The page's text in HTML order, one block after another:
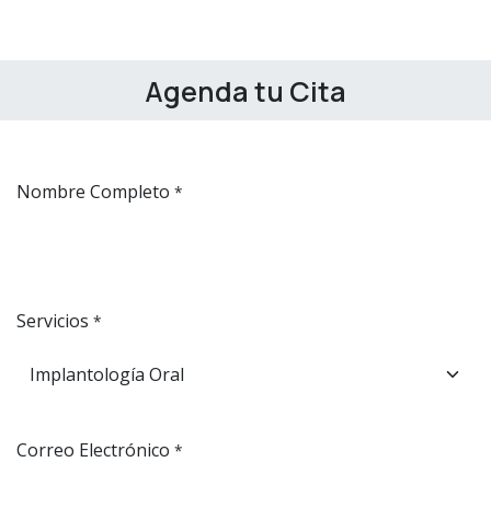
Agenda tu Cita
Nombre Completo *
Servicios *
Correo Electrónico *